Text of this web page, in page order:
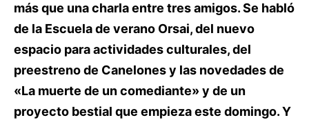
más que una charla entre tres amigos. Se habló
de la Escuela de verano Orsai, del nuevo
espacio para actividades culturales, del
preestreno de Canelones y las novedades de
«La muerte de un comediante» y de un
proyecto bestial que empieza este domingo. Y